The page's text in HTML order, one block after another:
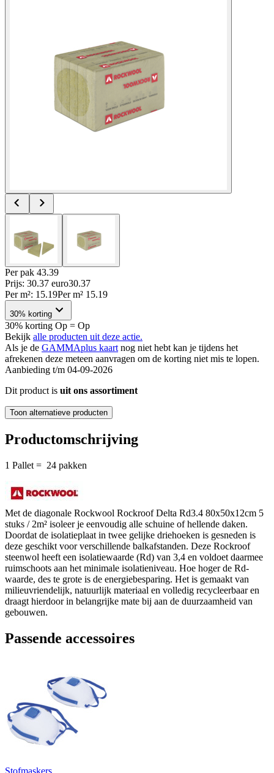
Per pak 43.39
Prijs: 30.37 euro30.37
Per m²: 15.19Per m² 15.19
30% korting
30% korting Op = Op
Bekijk alle producten uit deze actie.
Als je de GAMMAplus kaart nog niet hebt kan je tijdens het
afrekenen deze meteen aanvragen om de korting niet mis te lopen.
Aanbieding t/m 04-09-2026
Dit product is uit ons assortiment
Toon alternatieve producten
Productomschrijving
1 Pallet = 24 pakken
Met de diagonale Rockwool Rockroof Delta Rd3.4 80x50x12cm 5
stuks / 2m² isoleer je eenvoudig alle schuine of hellende daken.
Doordat de isolatieplaat in twee gelijke driehoeken is gesneden is
deze geschikt voor verschillende balkafstanden. Deze Rockroof
steenwol heeft een isolatiewaarde (Rd) van 3,4 en voldoet daarmee
ruimschoots aan het minimale isolatieniveau. Hoe hoger de Rd-
waarde, des te grote is de energiebesparing. Het is gemaakt van
milieuvriendelijk, natuurlijk materiaal en volledig recycleerbaar en
draagt hierdoor in belangrijke mate bij aan de duurzaamheid van
gebouwen.
Passende accessoires
Stofmaskers